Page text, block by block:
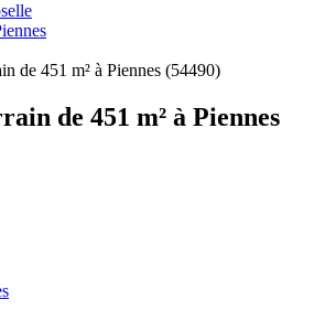
de 451 m² à Piennes (54490)
de 451 m² à Piennes